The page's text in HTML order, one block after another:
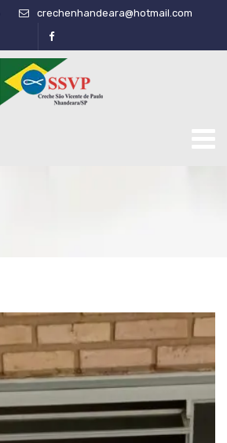
crechenhandeara@hotmail.com